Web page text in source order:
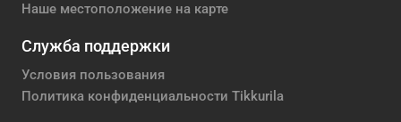
Наше местоположение на карте
Служба поддержки
Условия пользования
Политика конфиденциальности Tikkurila